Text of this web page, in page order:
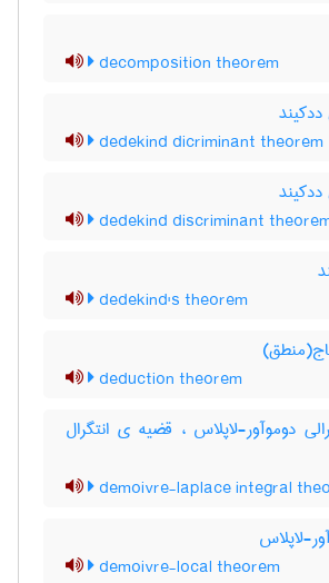
decomposition theorem
dedekind dicriminant theorem
dedekind discriminant
dedekind's theorem
deduction theorem
دوموآور-لاپلاس ، قضیه ی انتگرال
demoivre-laplace integral
لاپلاس
demoivre-local theorem